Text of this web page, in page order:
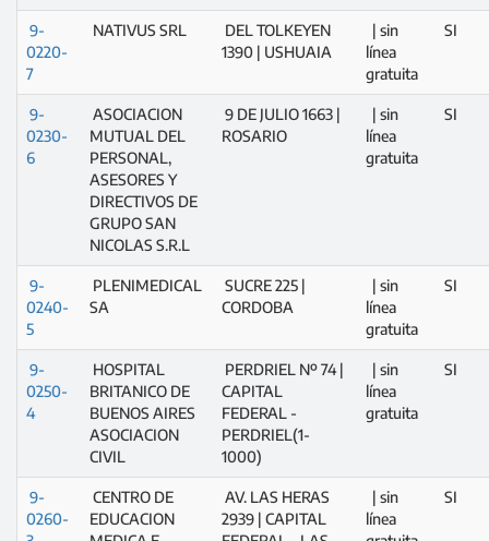
9-
0220-
7
NATIVUS SRL
DEL TOLKEYEN
1390 | USHUAIA
| sin
línea
gratuita
SI
9-
0230-
6
ASOCIACION
MUTUAL DEL
PERSONAL,
ASESORES Y
DIRECTIVOS DE
GRUPO SAN
NICOLAS S.R.L
9 DE JULIO 1663 |
ROSARIO
| sin
línea
gratuita
SI
9-
0240-
5
PLENIMEDICAL
SA
SUCRE 225 |
CORDOBA
| sin
línea
gratuita
SI
9-
0250-
4
HOSPITAL
BRITANICO DE
BUENOS AIRES
ASOCIACION
CIVIL
PERDRIEL Nº 74 |
CAPITAL
FEDERAL -
PERDRIEL(1-
1000)
| sin
línea
gratuita
SI
9-
0260-
CENTRO DE
EDUCACION
AV. LAS HERAS
2939 | CAPITAL
| sin
línea
SI